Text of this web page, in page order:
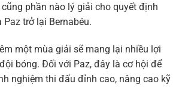
phần nào lý giải cho quyết định
trở lại Bernabéu.
một mùa giải sẽ mang lại nhiều lợi
bóng. Đối với Paz, đây là cơ hội để
nghiệm thi đấu đỉnh cao, nâng cao kỹ